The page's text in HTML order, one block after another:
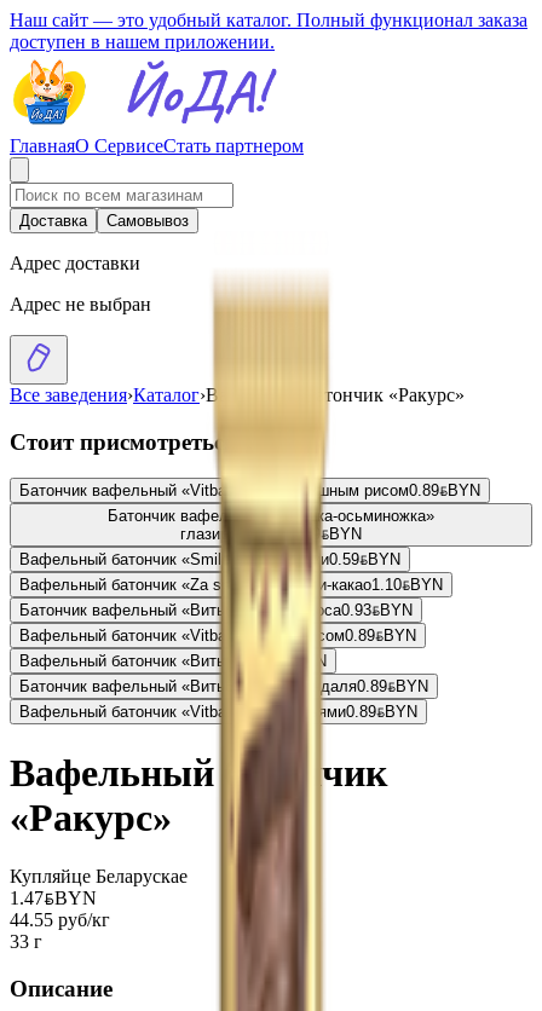
Наш сайт — это удобный каталог. Полный функционал заказа
доступен в нашем приложении.
ГлавнаяО СервисеСтать партнером
Доставка Самовывоз
Адрес доставки
Адрес не выбран
Все заведения›Каталог›Вафельный батончик «Ракурс»
Стоит присмотреться
Батончик вафельный «Vitba.by» с воздушным рисом0.89BYNBYN
Батончик вафельный «Крошка-осьминожка»
глазированный1.19 BYNBYN
Вафельный батончик «Smile time» сливки0.59BYNBYN
Вафельный батончик «Za spartak» вафли-какао1.10BYNBYN
Батончик вафельный «Витьба» вкус кокоса0.93BYNBYN
Вафельный батончик «Vitba.by» с арахисом0.89BYNBYN
Вафельный батончик «Витьба»
0.89BYNBYN
Батончик вафельный «Витьба» вкус миндаля0.89BYNBYN
Вафельный батончик «Vitba.by» с хлопьями0.89BYNBYN
Вафельный батончик
«Ракурс»
Купляйце Беларускае
1.47BYNBYN
44.55 руб/кг
33 г
Описание